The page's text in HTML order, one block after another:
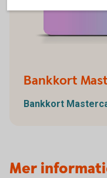
Bankkort
Bankkort
Mer